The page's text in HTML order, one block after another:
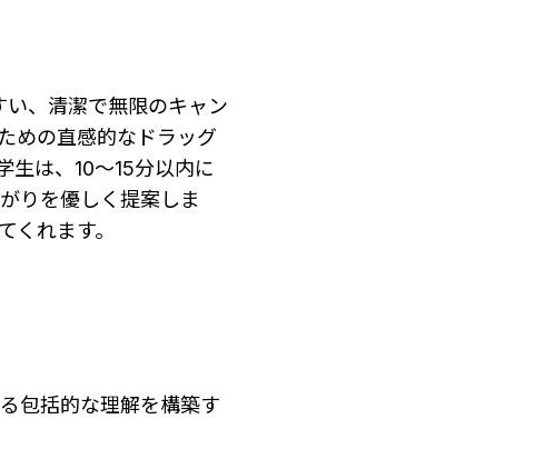
、清潔で無限のキャン
めの直感的なドラッグ
生は、10～15分以内に
りを優しく提案しま
れます。
包括的な理解を構築す